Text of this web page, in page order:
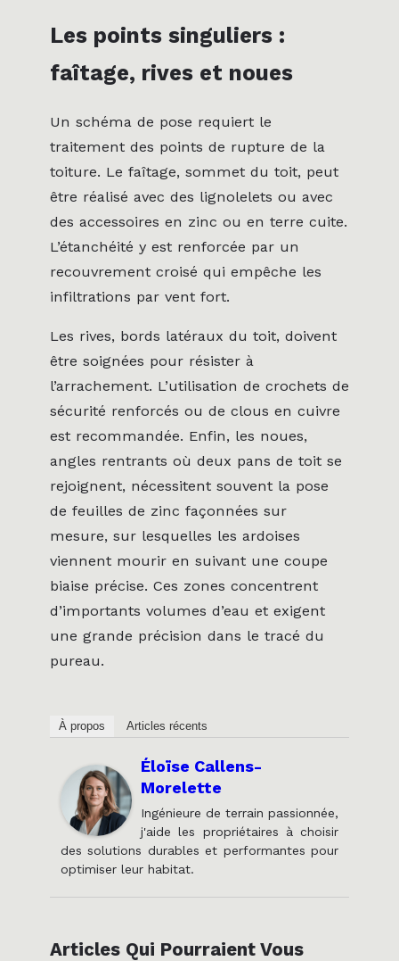
Les points singuliers :
faîtage, rives et noues
Un schéma de pose requiert le
traitement des points de rupture de la
toiture. Le faîtage, sommet du toit, peut
être réalisé avec des lignolelets ou avec
des accessoires en zinc ou en terre cuite.
L’étanchéité y est renforcée par un
recouvrement croisé qui empêche les
infiltrations par vent fort.
Les rives, bords latéraux du toit, doivent
être soignées pour résister à
l’arrachement. L’utilisation de crochets de
sécurité renforcés ou de clous en cuivre
est recommandée. Enfin, les noues,
angles rentrants où deux pans de toit se
rejoignent, nécessitent souvent la pose
de feuilles de zinc façonnées sur
mesure, sur lesquelles les ardoises
viennent mourir en suivant une coupe
biaise précise. Ces zones concentrent
d’importants volumes d’eau et exigent
une grande précision dans le tracé du
pureau.
À propos Articles récents
Éloïse Callens-
Morelette
Ingénieure de terrain passionnée,
j'aide les propriétaires à choisir
des solutions durables et performantes pour
optimiser leur habitat.
Articles Qui Pourraient Vous